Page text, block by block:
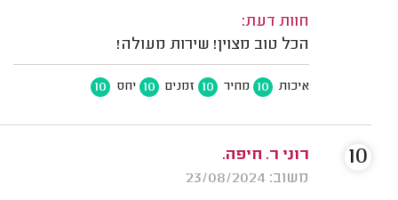
חוות דעת:
הכל טוב מצוין! שירות מעולה!
איכות 10 מחיר 10 זמנים 10 יחס 10
רוני ר. חיפה.
משוב: 23/08/2024
10